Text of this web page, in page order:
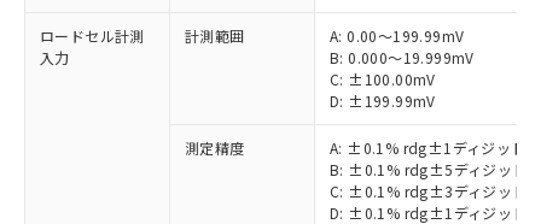
ロードセル計測
入力
計測範囲
A: 0.00～199.99mV
B: 0.000～19.999mV
C: ±100.00mV
D: ±199.99mV
測定精度
A: ±0.1% rdg±1ディジット
B: ±0.1% rdg±5ディジット
C: ±0.1% rdg±3ディジット
D: ±0.1% rdg±1ディジット